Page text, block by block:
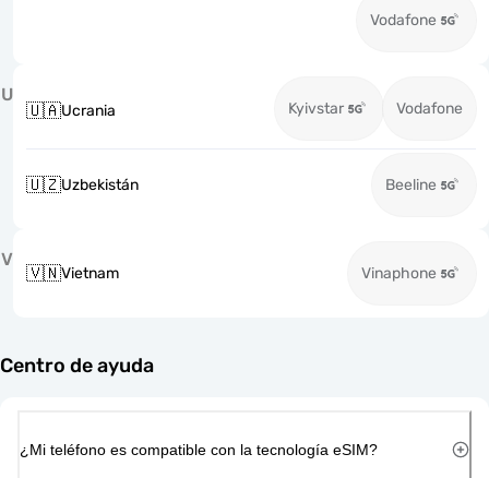
Vodafone
U
🇺🇦Ucrania Kyivstar Vodafone
🇺🇿Uzbekistán Beeline
V
🇻🇳Vietnam Vinaphone
Centro de ayuda
¿Mi teléfono es compatible con la tecnología eSIM?